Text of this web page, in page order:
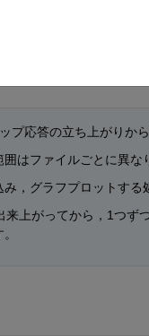
プ応答の立ち上がりか
はファイルごとに異な
，グラフプロットする
来上がってから，1つず